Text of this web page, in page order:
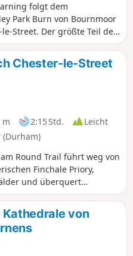
folgt dem
Park Burn von Bournmoor
Street. Der größte Teil der
den Lumley Park
und endet an der Kirche St.
von Chester-le-Street.
Chester-le-Street
m 2:15 Std.
Leicht
Round Trail führt weg von
Finchale Priory,
und überquert
Castle wieder zum
bevor er durch den
Market Place führt. Der
einen steilen Aufstieg,
noch bergab.
von